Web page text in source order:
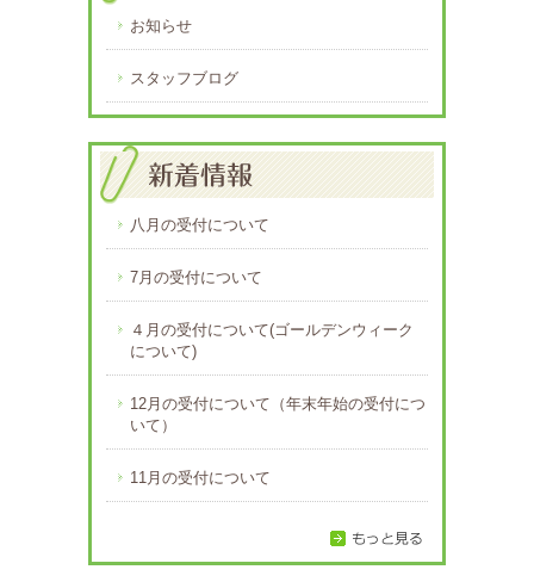
お知らせ
スタッフブログ
八月の受付について
7月の受付について
４月の受付について(ゴールデンウィーク
について)
12月の受付について（年末年始の受付につ
いて）
11月の受付について